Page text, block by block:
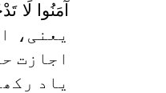
آمَنُوا لَا
یعنی،
اجازت
یاد